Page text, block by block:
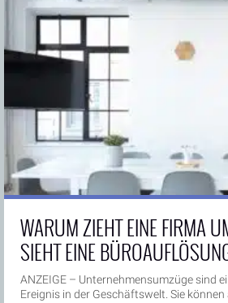
WARUM ZIEHT EINE FIRMA
SIEHT EINE
ANZEIGE – Unternehmensumzüge sind
Ereignis in der Geschäftswelt. Sie